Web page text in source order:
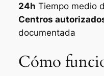
24h Tiempo medio
Centros
documentada
Cómo